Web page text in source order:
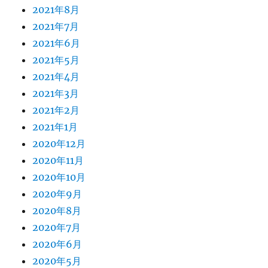
2021年8月
2021年7月
2021年6月
2021年5月
2021年4月
2021年3月
2021年2月
2021年1月
2020年12月
2020年11月
2020年10月
2020年9月
2020年8月
2020年7月
2020年6月
2020年5月